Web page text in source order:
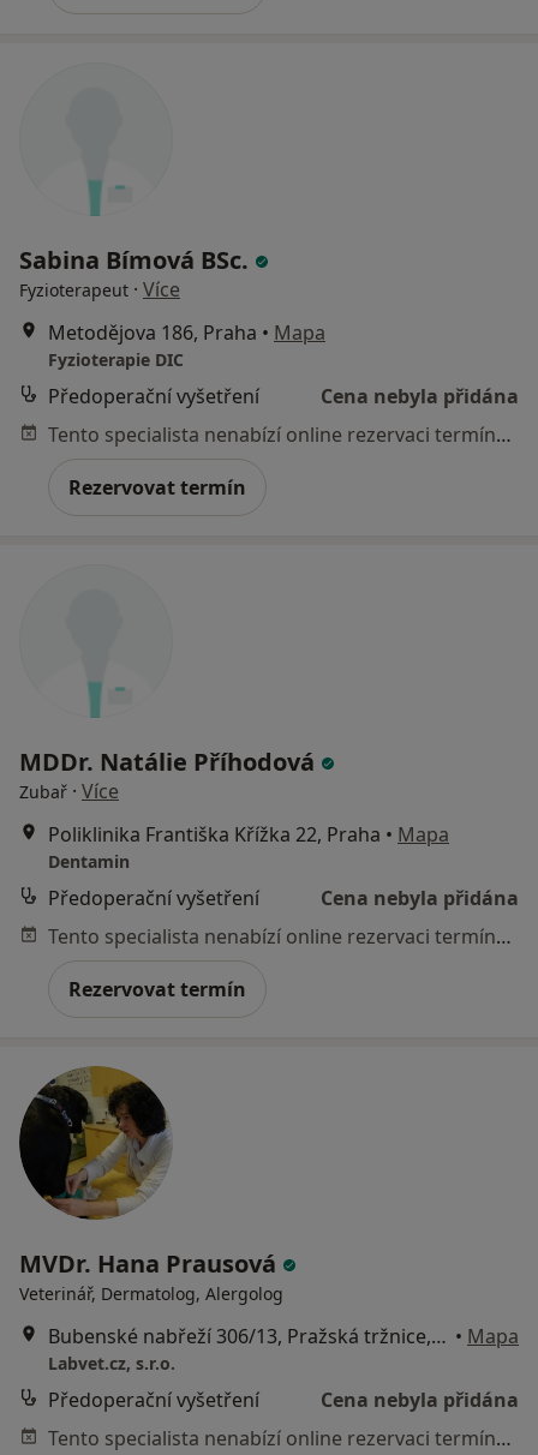
Sabina Bímová BSc.
Fyzioterapeut · Více
Metodějova 186, Praha • Mapa
Fyzioterapie DIC
Předoperační vyšetření
Cena nebyla přidána
Tento specialista nenabízí online rezervaci termínu na této adrese.
Rezervovat termín
MDDr. Natálie Příhodová
Zubař · Více
Poliklinika Františka Křížka 22, Praha • Mapa
Dentamin
Předoperační vyšetření
Cena nebyla přidána
Tento specialista nenabízí online rezervaci termínu na této adrese.
Rezervovat termín
MVDr. Hana Prausová
Veterinář, Dermatolog, Alergolog
Bubenské nabřeží 306/13, Pražská tržnice, hala 27, Praha • Mapa
Labvet.cz, s.r.o.
Předoperační vyšetření
Cena nebyla přidána
Tento specialista nenabízí online rezervaci termínu na této adrese.